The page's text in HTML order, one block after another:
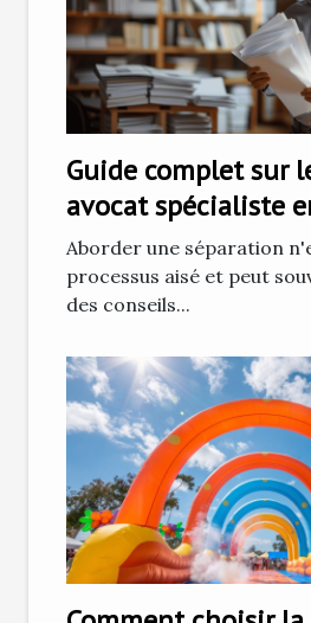
Guide complet sur
avocat spécialiste
séparation
Aborder une séparation
processus aisé et peut
des conseils...